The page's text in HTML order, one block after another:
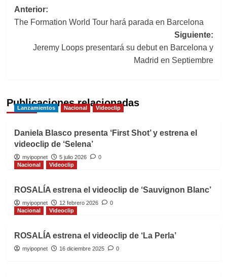
Navegación
de
entradas
Anterior:
The Formation World Tour hará parada en Barcelona
Siguiente:
Jeremy Loops presentará su debut en Barcelona y
Madrid en Septiembre
Publicaciones relacionadas
Lanzamientos Nacional Videoclip
Daniela Blasco presenta ‘First Shot’ y estrena el
videoclip de ‘Selena’
myipopnet 5 julio 2026
0
Nacional
Videoclip
ROSALÍA estrena el videoclip de ‘Sauvignon Blanc’
myipopnet 12 febrero 2026
0
Nacional
Videoclip
ROSALÍA estrena el videoclip de ‘La Perla’
myipopnet 16 diciembre 2025 0